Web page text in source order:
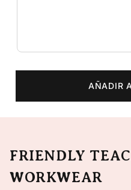
AÑADIR
FRIENDLY
WORKWEAR